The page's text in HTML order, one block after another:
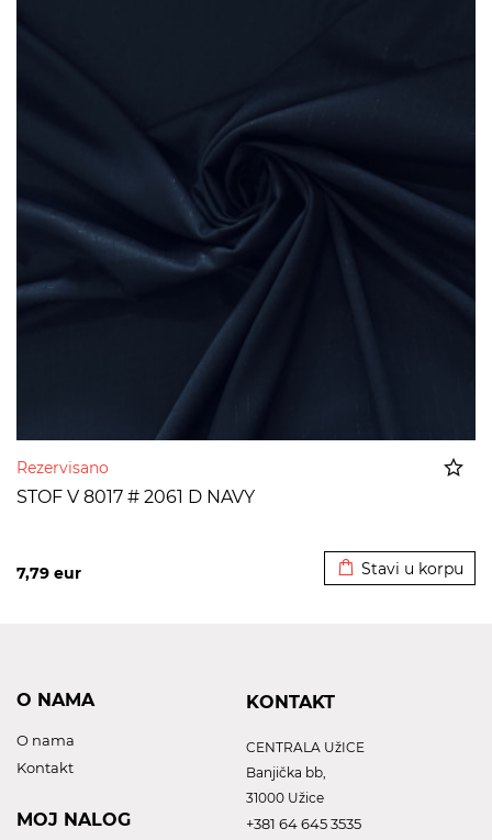
Rezervisano
STOF V 8017 # 2061 D NAVY
7,79 eur Stavi u korpu
O NAMA
O nama
Kontakt
MOJ NALOG
KONTAKT
CENTRALA UžICE
Banjička bb,
31000 Užice
+381 64 645 3535